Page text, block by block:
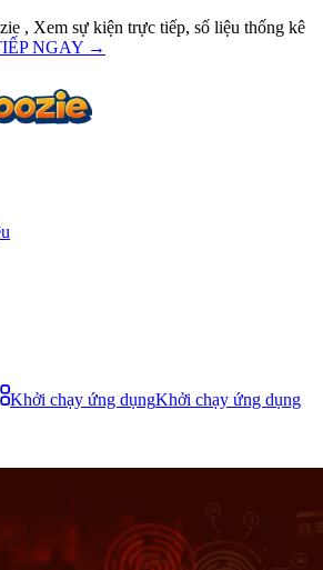
, Xem sự kiện trực tiếp, số liệu thống kê
NGAY →
Khởi chạy ứng dụngKhởi chạy ứng dụng